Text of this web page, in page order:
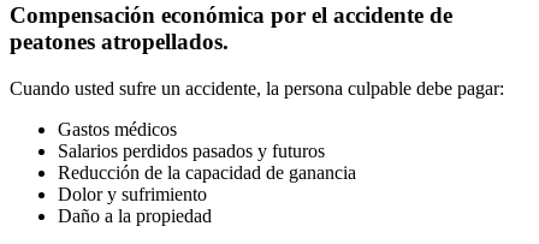
Compensación económica por el accidente de
peatones atropellados.
Cuando usted sufre un accidente, la persona culpable debe pagar:
Gastos médicos
Salarios perdidos pasados y futuros
Reducción de la capacidad de ganancia
Dolor y sufrimiento
Daño a la propiedad